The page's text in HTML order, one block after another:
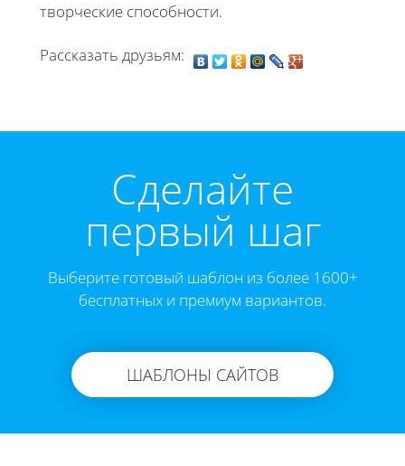
творческие способности.
Рассказать друзьям:
Cделайте
первый шаг
Выберите готовый шаблон из более 1600+
бесплатных и премиум вариантов.
ШАБЛОНЫ САЙТОВ